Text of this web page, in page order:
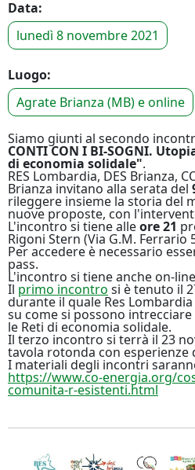
Data:
lunedì 8 novembre 2021
Luogo:
Agrate Brianza (MB) e online
Siamo giunti al secondo
CONTI CON I BI-SOGNI.
di economia solidale".
RES Lombardia, DES Brianza,
Brianza invitano alla serata del
rileggere insieme la storia del
nuove proposte, con
L'incontro si tiene alleore 21
Rigoni Stern (Via G.M. Ferrario
Per accedere è necessario
pass.
L'incontro si tiene anche on-
Il primo incontro si è tenuto il
durante il quale Res
su come si possono
le Reti di economia solidale.
Il terzo incontro si terrà il 23
tavola rotonda con esperienze
I materiali degli incontri
https://www.co-energia.org/
comunita-r-esistenti.html